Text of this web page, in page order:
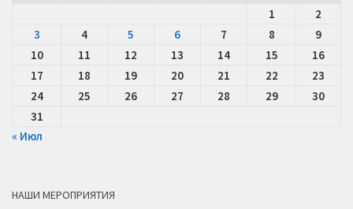
1
2
3
4 5 6 7 8
9
10
11 12 13 14 15
16
17
18 19 20 21 22
23
24
25 26 27 28 29
30
31
« Июл
НАШИ МЕРОПРИЯТИЯ